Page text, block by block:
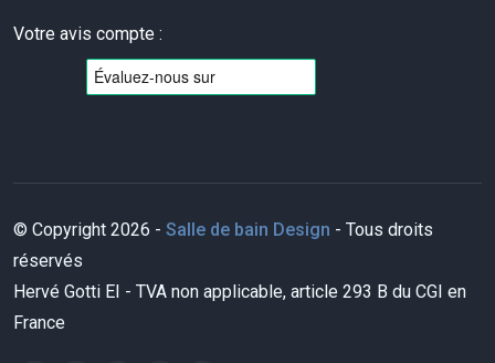
Votre avis compte :
© Copyright 2026 - Salle de bain Design - Tous droits
réservés
Hervé Gotti EI - TVA non applicable, article 293 B du CGI en
France